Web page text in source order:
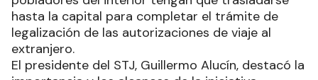
hasta la capital para completar el trámite de
legalización de las autorizaciones de viaje al
extranjero.
El presidente del STJ, Guillermo Alucín, destacó la